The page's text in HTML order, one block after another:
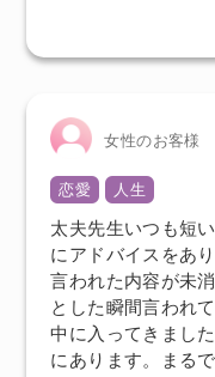
女性のお客様
恋愛 人生
太夫先生いつも短
にアドバイスをあ
言われた内容が未
とした瞬間言われ
中に入ってきまし
にあります。まる